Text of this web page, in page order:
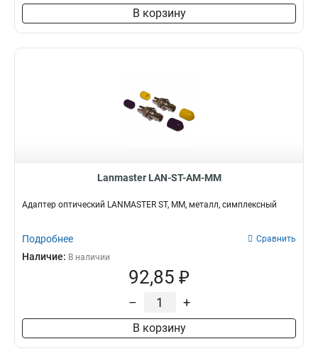
В корзину
Lanmaster LAN-ST-AM-MM
Адаптер оптический LANMASTER ST, MM, металл, симплексный
Подробнее Сравнить
Наличие: В наличии
92,85 ₽
– +
В корзину